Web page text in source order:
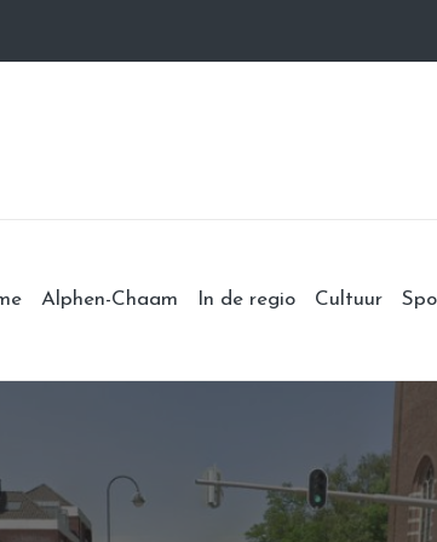
Alphen-Chaam In de regio Cultuur